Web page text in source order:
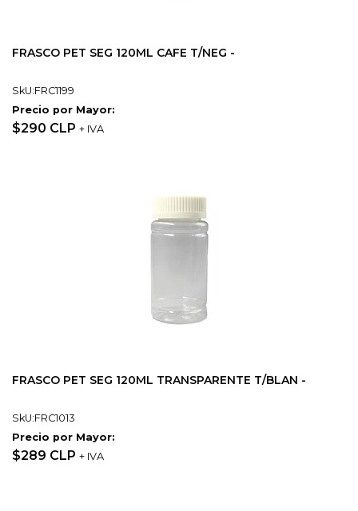
FRASCO PET SEG 120ML CAFE T/NEG -
SkU:FRC1199
Precio por Mayor:
$290 CLP + IVA
FRASCO PET SEG 120ML TRANSPARENTE T/BLAN -
SkU:FRC1013
Precio por Mayor:
$289 CLP + IVA